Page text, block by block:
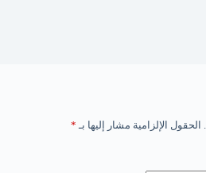
الحقول الإلزامية مشار إليها بـ *